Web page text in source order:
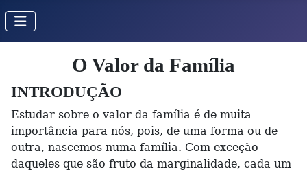
O Valor da Família
INTRODUÇÃO
Estudar sobre o valor da família é de muita
importância para nós, pois, de uma forma ou de
outra, nascemos numa família. Com exceção
daqueles que são fruto da marginalidade, cada um